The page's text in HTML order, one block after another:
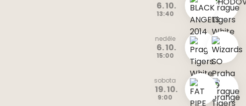
6. 10.
13:40
neděle
6. 10.
15:00
sobota
19. 10.
9:00